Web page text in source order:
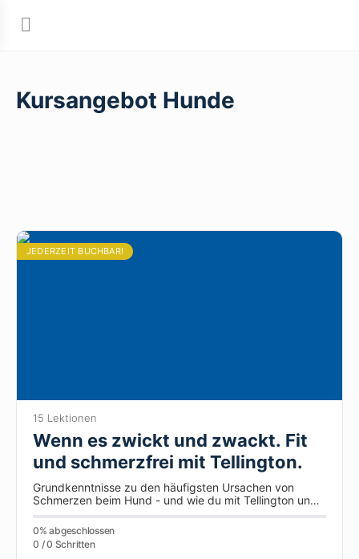
Kursangebot Hunde
JEDERZEIT BUCHBAR!
15 Lektionen
Wenn es zwickt und zwackt. Fit
und schmerzfrei mit Tellington.
Grundkenntnisse zu den häufigsten Ursachen von
Schmerzen beim Hund - und wie du mit Tellington und
deinen Händen dem Hund kannst, zu heilen und seine
Schmerzen zu erleichtern.
0% abgeschlossen
0 / 0 Schritten